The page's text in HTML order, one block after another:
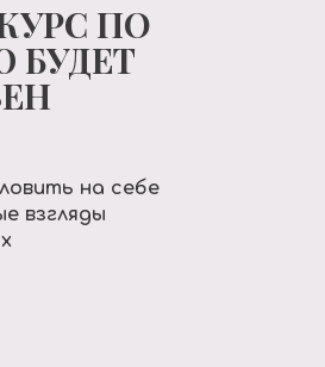
ПО
БУДЕТ
на себе
взгляды